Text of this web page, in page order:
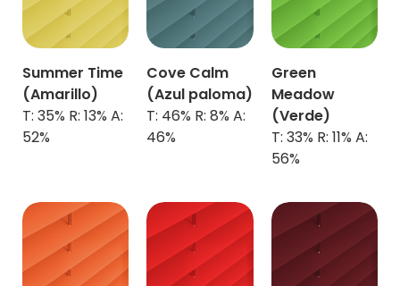
Summer Time
(Amarillo)
T: 35% R: 13% A:
52%
Cove Calm
(Azul paloma)
T: 46% R: 8% A:
46%
Green
Meadow
(Verde)
T: 33% R: 11% A:
56%